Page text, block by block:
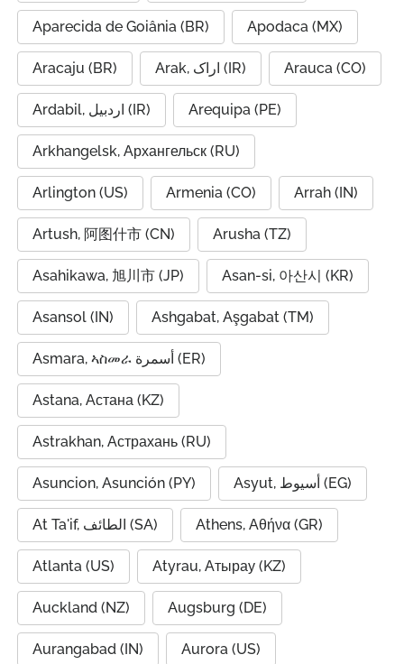
Aparecida de Goiânia (BR) Apodaca (MX)
Aracaju (BR) Arak, اراک (IR) Arauca (CO)
Ardabil, اردبیل (IR) Arequipa (PE)
Arkhangelsk, Архангельск (RU)
Arlington (US) Armenia (CO) Arrah (IN)
Artush, 阿图什市 (CN) Arusha (TZ)
Asahikawa, 旭川市 (JP) Asan-si, 아산시 (KR)
Asansol (IN) Ashgabat, Aşgabat (TM)
Asmara, ኣስመራ أسمرة (ER)
Astana, Астана (KZ)
Astrakhan, Астрахань (RU)
Asuncion, Asunción (PY) Asyut, أسيوط (EG)
At Ta'if, الطائف (SA) Athens, Αθήνα (GR)
Atlanta (US) Atyrau, Атырау (KZ)
Auckland (NZ) Augsburg (DE)
Aurangabad (IN) Aurora (US)